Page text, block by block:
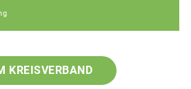
KREISVERBAND